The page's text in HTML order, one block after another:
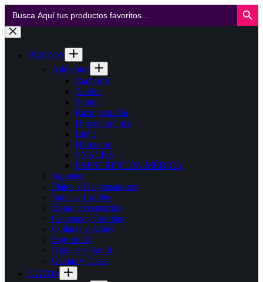
Botón de
Saltar
al
contenidoPERROS
Alimentos
Cachorro
Adulto
Senior
Raza pequeña
Hipoalergénico
Light
Húmedos
SNACKS
PRESCRIPCIÓN MÉDICA
Juguetes
Platos y Dispensadores
Jaulas y Caniles
Ropa y Accesorios
Cadenas y Cuerdas
Collares y Arnés
Seguridad
Higiene y Salud
Camas y Casas
GATOS